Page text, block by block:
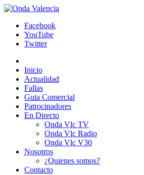
Facebook
YouTube
Twitter
Inicio
Actualidad
Fallas
Guia Comercial
Patrocinadores
En Directo
Onda Vlc TV
Onda Vlc Radio
Onda Vlc V30
Nosotros
¿Quienes somos?
Contacto